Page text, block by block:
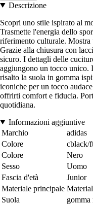
Descrizione
Scopri uno stile ispirato al
Trasmette l'energia dello
riferimento culturale. Mostra
Grazie alla chiusura con
sicuro. I dettagli delle
aggiungono un tocco unico.
risalto la suola in gomma
iconiche per un tocco
offrirti comfort e fiducia.
quotidiana.
Informazioni aggiuntive
Marchio
adidas
Colore
cblack/
Colore
Nero
Sesso
Uomo
Fascia d'età
Junior
Materiale principale
Suola
gomma